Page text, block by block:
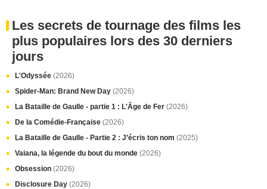
Les secrets de tournage des films les
plus populaires lors des 30 derniers
jours
L'Odyssée (2026)
Spider-Man: Brand New Day (2026)
La Bataille de Gaulle - partie 1 : L'Âge de Fer (2026)
De la Comédie-Française (2026)
La Bataille de Gaulle - Partie 2 : J’écris ton nom (2025)
Vaiana, la légende du bout du monde (2026)
Obsession (2026)
Disclosure Day (2026)